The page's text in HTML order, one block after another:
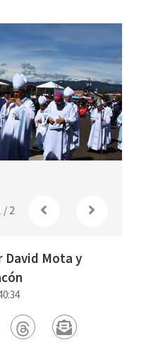
/2
Mota y